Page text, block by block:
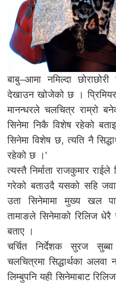
बाबु–आमा नमिल्दा
देखाउन खोजेको छ ।
मानन्धरले चलचित्र राम्रो
सिनेमा निकै विशेष रहेको
सिनेमा विशेष छ, त्यति नै
रहेको छ ।’
त्यस्तै निर्माता राजकुमार
गरेको बताउदै यसको सहि
उता सिनेमामा मुख्य खल
तामाङले सिनेमाको रिलिज
बताए ।
चर्चित निर्देशक सुरज सुब्बा
चलचित्रमा सिद्धार्थका अलवा
लिम्बुपनि यही सिनेमाबाट